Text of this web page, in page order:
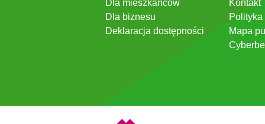
Dla mieszkańców
Dla biznesu
Deklaracja dostępności
Kontakt
Mapa